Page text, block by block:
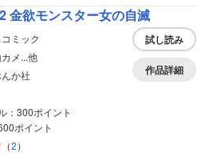
金欲モンスター女の自滅
ミック
メ...他
か社
：300ポイント
ポイント
（2）
試し読み
作品詳細